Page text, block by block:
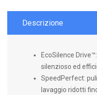
Descrizione
EcoSilence
silenzioso ed
SpeedPerfect:
lavaggio ridotti